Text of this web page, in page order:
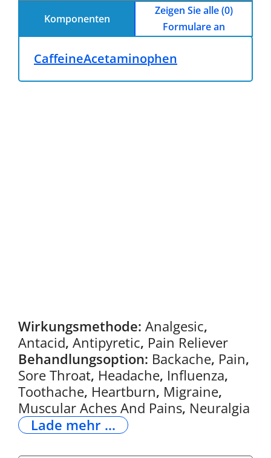
Komponenten
Zeigen Sie alle (0)
Formulare an
CaffeineAcetaminophen
Wirkungsmethode: Analgesic,
Antacid, Antipyretic, Pain Reliever
Behandlungsoption: Backache, Pain,
Sore Throat, Headache, Influenza,
Toothache, Heartburn, Migraine,
Muscular Aches And Pains, Neuralgia
Lade mehr ...